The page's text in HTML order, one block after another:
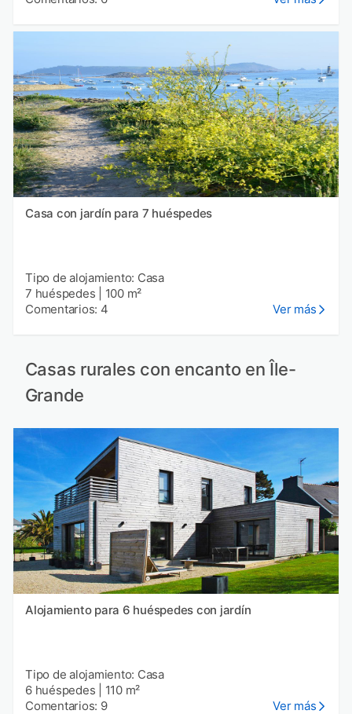
Casa con jardín para 7 huéspedes
Tipo de alojamiento: Casa
7 huéspedes
100 m²
Comentarios: 4
Ver más
Casas rurales con encanto en Île-
Grande
Alojamiento para 6 huéspedes con jardín
Tipo de alojamiento: Casa
6 huéspedes
110 m²
Comentarios: 9
Ver más